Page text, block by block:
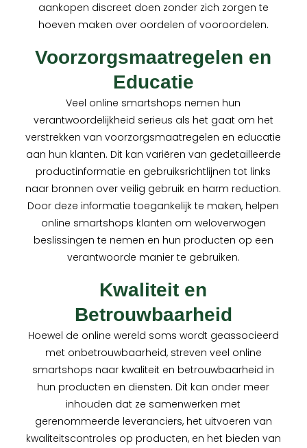
aankopen discreet doen zonder zich zorgen te
hoeven maken over oordelen of vooroordelen.
Voorzorgsmaatregelen en
Educatie
Veel online smartshops nemen hun
verantwoordelijkheid serieus als het gaat om het
verstrekken van voorzorgsmaatregelen en educatie
aan hun klanten. Dit kan variëren van gedetailleerde
productinformatie en gebruiksrichtlijnen tot links
naar bronnen over veilig gebruik en harm reduction.
Door deze informatie toegankelijk te maken, helpen
online smartshops klanten om weloverwogen
beslissingen te nemen en hun producten op een
verantwoorde manier te gebruiken.
Kwaliteit en
Betrouwbaarheid
Hoewel de online wereld soms wordt geassocieerd
met onbetrouwbaarheid, streven veel online
smartshops naar kwaliteit en betrouwbaarheid in
hun producten en diensten. Dit kan onder meer
inhouden dat ze samenwerken met
gerenommeerde leveranciers, het uitvoeren van
kwaliteitscontroles op producten, en het bieden van